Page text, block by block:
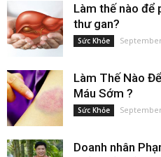
Làm thế nào để
thư gan?
Sức Khỏe
Làm Thế Nào
Máu Sớm ?
Sức Khỏe
Doanh nhân